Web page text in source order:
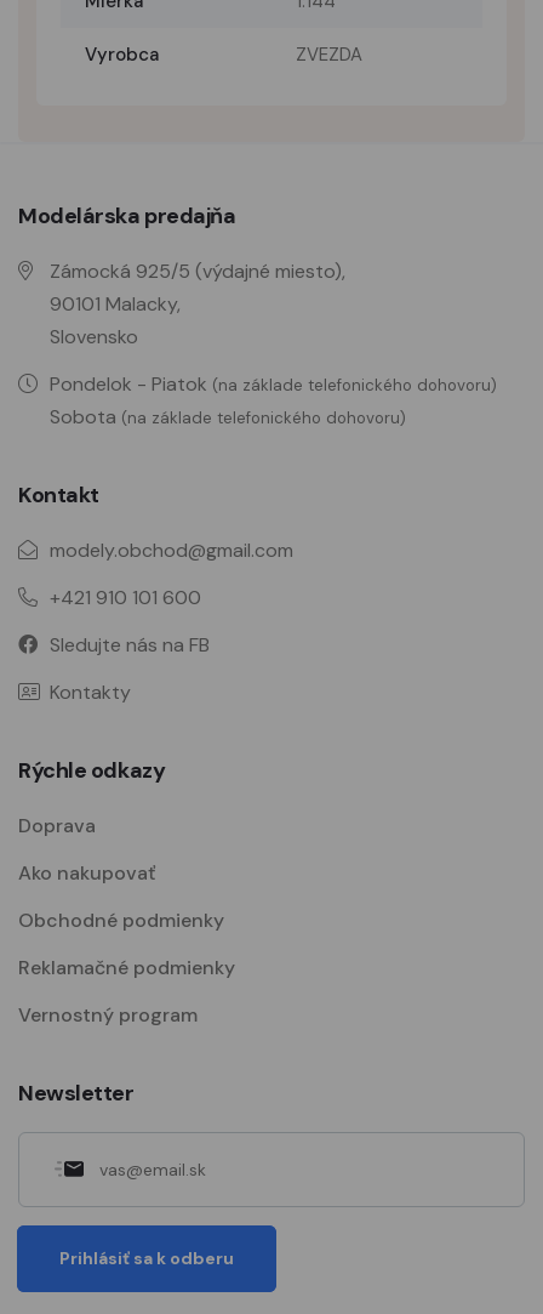
Vyrobca ZVEZDA
Modelárska predajňa
Zámocká 925/5 (výdajné miesto),
90101 Malacky,
Slovensko
Pondelok - Piatok (na základe telefonického dohovoru)
Sobota (na základe telefonického dohovoru)
Kontakt
modely.obchod@gmail.com
+421 910 101 600
Sledujte nás na FB
Kontakty
Rýchle odkazy
Doprava
Ako nakupovať
Obchodné podmienky
Reklamačné podmienky
Vernostný program
Newsletter
Prihlásiť sa k odberu